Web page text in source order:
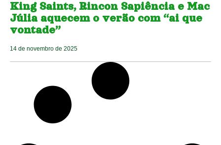
King Saints, Rincon Sapiência e Mac
Júlia aquecem o verão com “ai que
vontade”
14 de novembro de 2025